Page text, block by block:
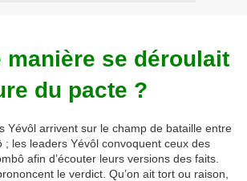
manière se déroulait
du pacte ?
Yévôl arrivent sur le champ de bataille entre
; les leaders Yévôl convoquent ceux des
afin d’écouter leurs versions des faits.
le verdict. Qu’on ait tort ou raison,